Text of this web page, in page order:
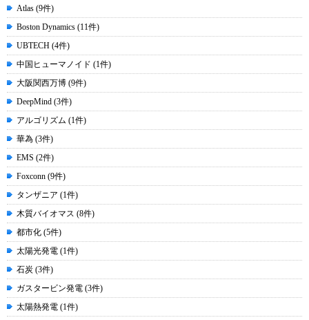
Atlas (9件)
Boston Dynamics (11件)
UBTECH (4件)
中国ヒューマノイド (1件)
大阪関西万博 (9件)
DeepMind (3件)
アルゴリズム (1件)
華為 (3件)
EMS (2件)
Foxconn (9件)
タンザニア (1件)
木質バイオマス (8件)
都市化 (5件)
太陽光発電 (1件)
石炭 (3件)
ガスタービン発電 (3件)
太陽熱発電 (1件)